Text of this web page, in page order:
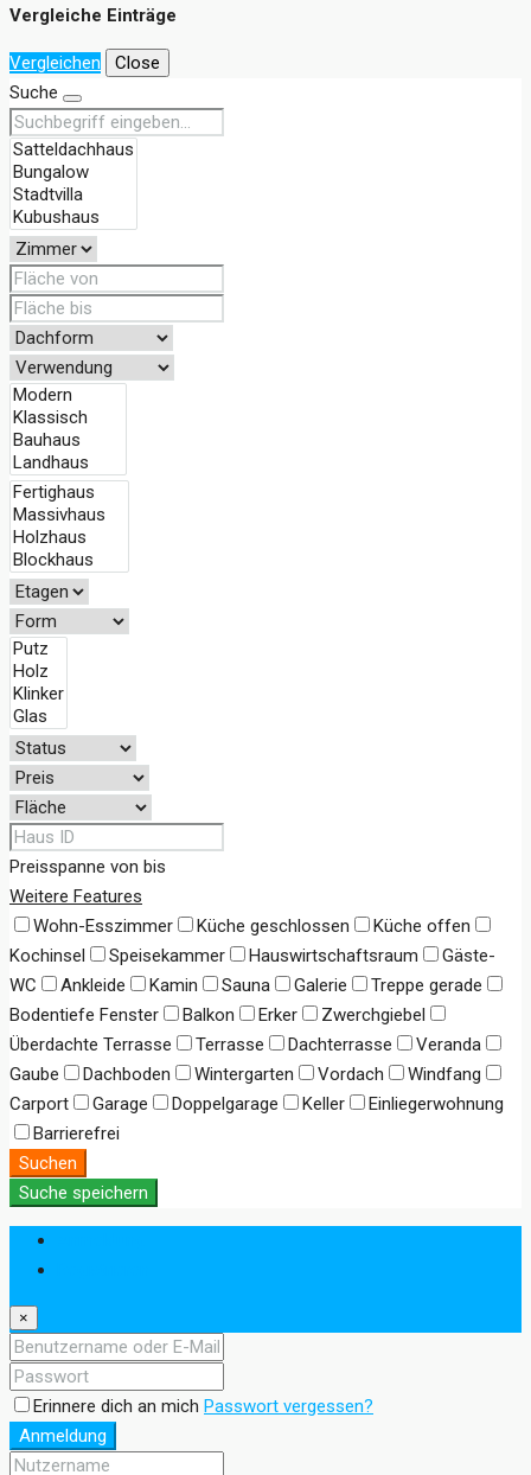
Vergleiche Einträge
Vergleichen
Close
Suche
Preisspanne von bis
Weitere Features
Wohn-Esszimmer
Küche geschlossen
Küche offen
Kochinsel
Speisekammer Hauswirtschaftsraum
Gäste-
WC
Ankleide Kamin Sauna Galerie
Treppe gerade
Bodentiefe Fenster
Balkon Erker
Zwerchgiebel
Überdachte Terrasse
Terrasse Dachterrasse
Veranda
Gaube
Dachboden Wintergarten Vordach
Windfang
Carport
Garage Doppelgarage Keller
Einliegerwohnung
Barrierefrei
Suchen
Suche speichern
×
Erinnere dich an mich Passwort vergessen?
Anmeldung